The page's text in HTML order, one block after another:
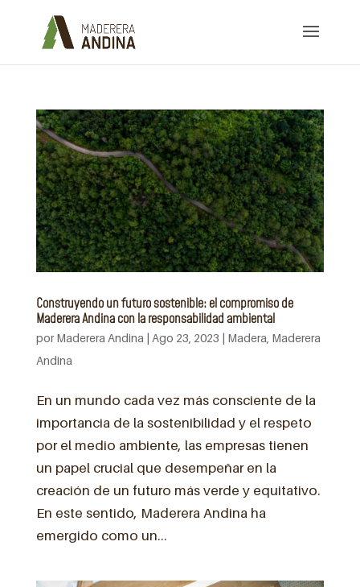
Construyendo un futuro sostenible: el compromiso de
Maderera Andina con la responsabilidad ambiental
porMaderera Andina | Ago 23, 2023 | Madera Maderera
Andina
En un mundo cada vez más consciente de la
importancia de la sostenibilidad y el respeto
por el medio ambiente, las empresas tienen
un papel crucial que desempeñar en la
creación de un futuro más verde y equitativo.
En este sentido, Maderera Andina ha
emergido como un...